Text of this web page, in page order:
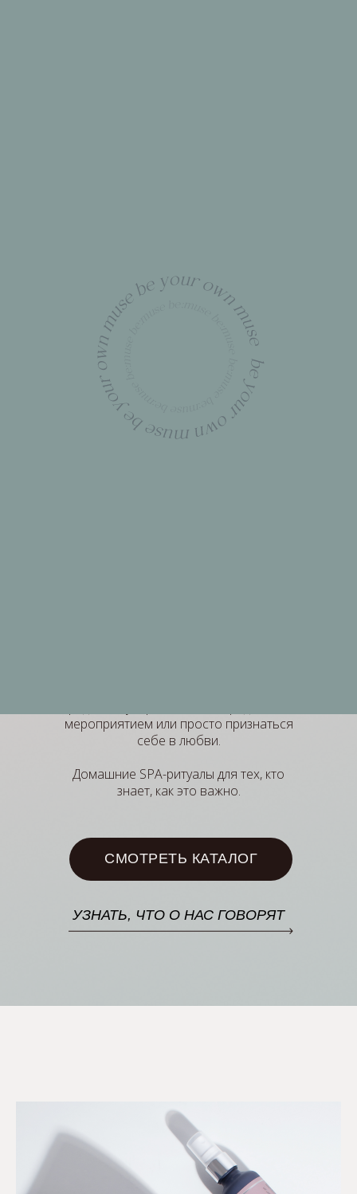
мероприятием или просто признаться
себе в любви.
Домашние SPA-ритуалы для тех, кто
знает, как это важно.
СМОТРЕТЬ КАТАЛОГ
УЗНАТЬ, ЧТО О НАС ГОВОРЯТ